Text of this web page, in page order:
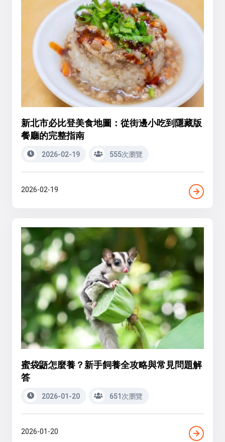
新北市必比登美食地圖：從街邊小吃到隱藏版
餐廳的完整指南
2026-02-19 555次瀏覽
2026-02-19
蜜袋鼯怎麼養？新手飼養全攻略與常見問題解
答
2026-01-20 651次瀏覽
2026-01-20